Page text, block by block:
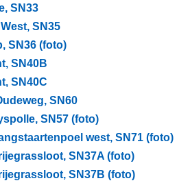
SN33
SN35
SN36 (foto)
SN40B
SN40C
SN60
SN57 (foto)
west, SN71 (foto)
SN37A (foto)
SN37B (foto)